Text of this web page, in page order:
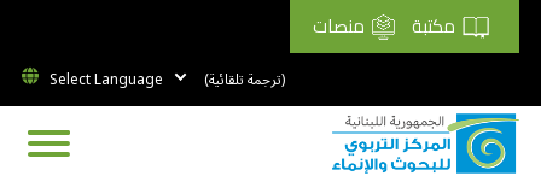
مكتبة منصات
(ترجمة تلقائية)